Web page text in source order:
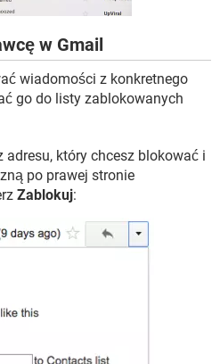
w Gmail
wiadomości z konkretnego
go do listy zablokowanych
który chcesz blokować i
po prawej stronie
Zablokuj: